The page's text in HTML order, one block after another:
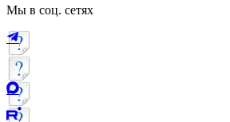
Мы в соц. сетях